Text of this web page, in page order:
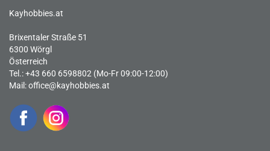
Kayhobbies.at
Brixentaler Straße 51
6300 Wörgl
Österreich
Tel.: +43 660 6598802 (Mo-Fr 09:00-12:00)
Mail:office@kayhobbies.at